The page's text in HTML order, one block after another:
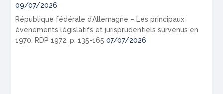
09/07/2026
République fédérale d’Allemagne – Les principaux
évènements législatifs et jurisprudentiels survenus en
1970: RDP 1972, p. 135-165 07/07/2026